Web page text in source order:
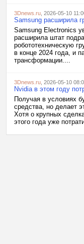
3Dnews.ru , 2026-05-10
Samsung расширила
Samsung Electronics
расширила штат
робототехническую
в конце 2024 года, и
трансформации....
3Dnews.ru , 2026-05-10
Nvidia в этом году
Получая в условиях
средства, но делает
Хотя о крупных
этого года уже